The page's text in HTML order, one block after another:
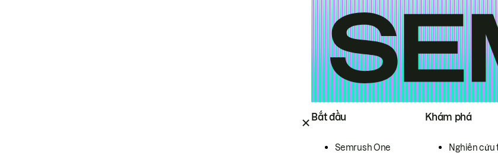
Bắt đầu
Semrush One
Khám phá
Nghiên cứu